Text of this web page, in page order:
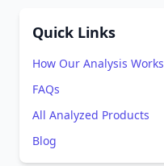
Quick Links
How Our Analysis Works
FAQs
All Analyzed Products
Blog